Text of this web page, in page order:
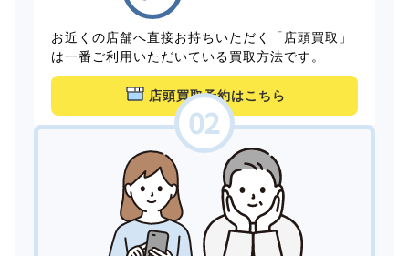
お近くの店舗へ直接お持ちいただく「店頭買取」
は一番ご利用いただいている買取方法です。
店頭買取予約はこちら